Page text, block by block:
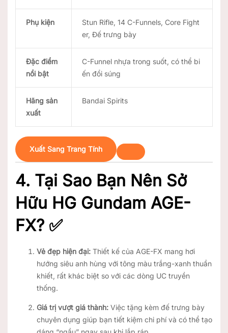
Phụ kiện
Stun Rifle, 14 C-Funnels, Core Fight
er, Đế trưng bày
Đặc điểm
nổi bật
C-Funnel nhựa trong suốt, có thể bi
ến đổi súng
Hãng sản
xuất
Bandai Spirits
Xuất Sang Trang Tính
4. Tại Sao Bạn Nên Sở
Hữu HG Gundam AGE-
FX? ✅
Vẻ đẹp hiện đại: Thiết kế của AGE-FX mang hơi
hướng siêu anh hùng với tông màu trắng-xanh thuần
khiết, rất khác biệt so với các dòng UC truyền
thống.
Giá trị vượt giá thành: Việc tặng kèm đế trưng bày
chuyên dụng giúp bạn tiết kiệm chi phí và có thể tạo